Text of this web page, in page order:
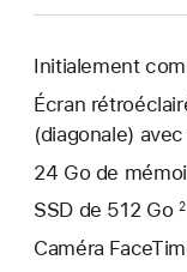
Initialement
Écran
(diagonale)
24 Go de
SSD de 512 Go 2
Caméra